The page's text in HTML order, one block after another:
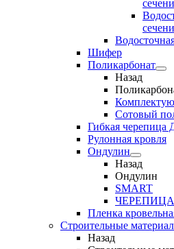
Шифер
Поликарбонат
Назад
Сотовый
Гибкая черепица
Рулонная кровля
Ондулин
Назад
Ондулин
SMART
ЧЕРЕПИЦА
Пленка
Строительные
Назад